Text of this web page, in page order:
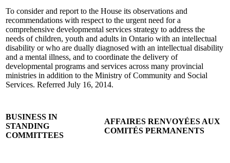
To consider and report to the House its observations and
recommendations with respect to the urgent need for a
comprehensive developmental services strategy to address the
needs of children, youth and adults in Ontario with an intellectual
disability or who are dually diagnosed with an intellectual disability
and a mental illness, and to coordinate the delivery of
developmental programs and services across many provincial
ministries in addition to the Ministry of Community and Social
Services. Referred July 16, 2014.
BUSINESS IN
STANDING
COMMITTEES
AFFAIRES RENVOYÉES AUX
COMITÉS PERMANENTS